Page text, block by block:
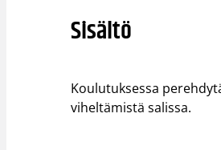
Sisältö
Koulutuksessa
viheltämistä salissa.